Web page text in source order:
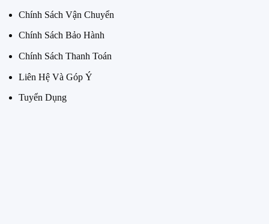
Chính Sách Vận Chuyển
Chính Sách Bảo Hành
Chính Sách Thanh Toán
Liên Hệ Và Góp Ý
Tuyển Dụng